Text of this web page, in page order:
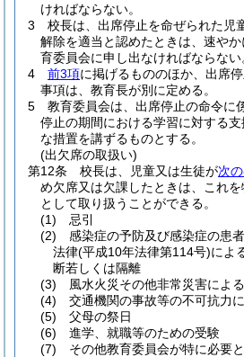
ければならない。
3
校長は、出席停止を命ぜられた児
解除を適当と認めたときは、速や
育委員会に申し出なければならない
4
前3項に掲げるもののほか、出席
事項は、教育長が別に定める。
5
教育委員会は、出席停止の命令に
停止の期間における学習に対する
な措置を講ずるものとする。
(出欠席の取扱い)
第12条
校長は、児童又は生徒が次
め欠席又は欠課したときは、これ
として取り扱うことができる。
(1)
忌引
(2)
感染症の予防及び感染症の患
法律(平成10年法律第114号)によ
断若しくは隔離
(3)
風水火災その他非常災害によ
(4)
交通機関の事故等の不可抗力
(5)
父母の祭日
(6)
進学、就職等のための受験
(7)
その他教育委員会が特に必要